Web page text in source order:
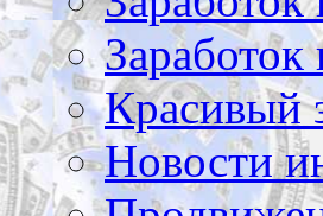
Заработок
Красивый
Новости